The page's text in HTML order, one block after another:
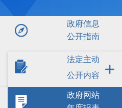
政府信息
公开指南
法定主动
公开内容
政府网站